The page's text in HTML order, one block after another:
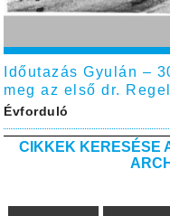
Időutazás Gyulán –
meg az első dr.
Évforduló
CIKKEK KERESÉSE